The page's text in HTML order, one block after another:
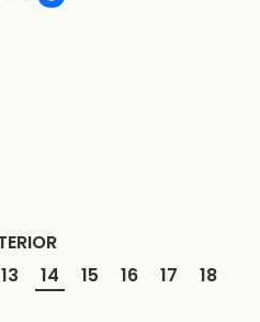
13 14 15 16 17
18